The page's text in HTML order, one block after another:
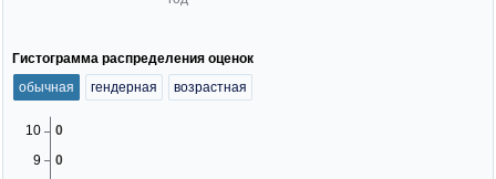
Гистограмма распределения оценок
обычная
гендерная возрастная